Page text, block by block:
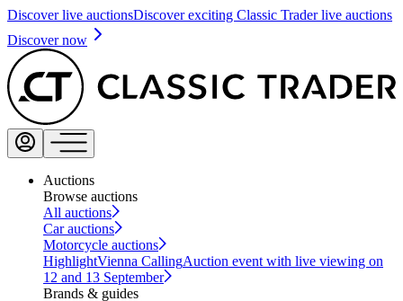
Discover live auctionsDiscover exciting Classic Trader live auctions
Discover now
Auctions
Browse auctions
All auctions
Car auctions
Motorcycle auctions
HighlightVienna CallingAuction event with live viewing on
12 and 13 September
Brands & guides